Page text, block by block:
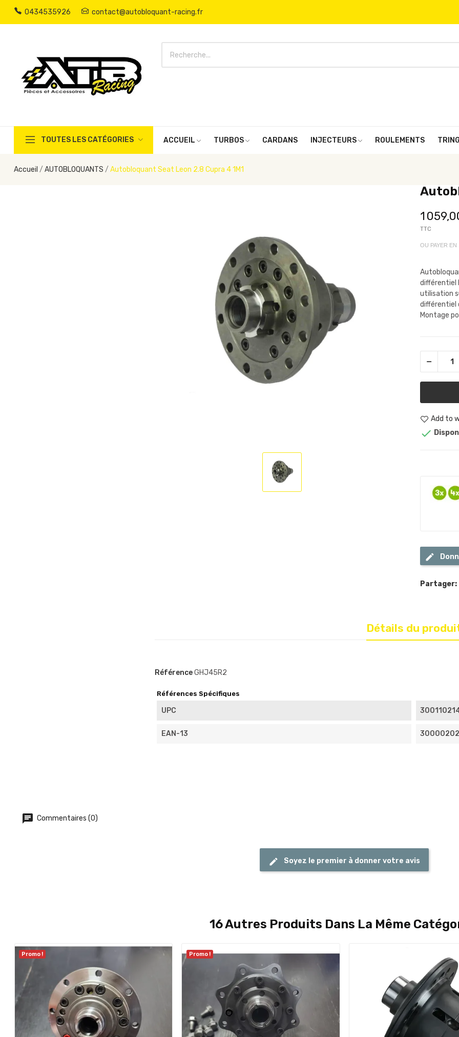
0434535926 contact@autobloquant-racing.fr
TOUTES LES CATÉGORIES ACCUEIL TURBOS CARDANS INJECTEURS ROULEMENTS
Accueil AUTOBLOQUANTS Autobloquant Seat Leon 2.8 Cupra 4 1M1
1
TTC
OU PAYER EN
différentiel
utilisation
différentiel
Montage
Add to

Partager:
Détails du
RéférenceGHJ45R2
Références Spécifiques
UPC
EAN-13
Commentaires (0)
Soyez le premier à donner votre avis
16 Autres Produits Dans La Même
Promo ! Promo !